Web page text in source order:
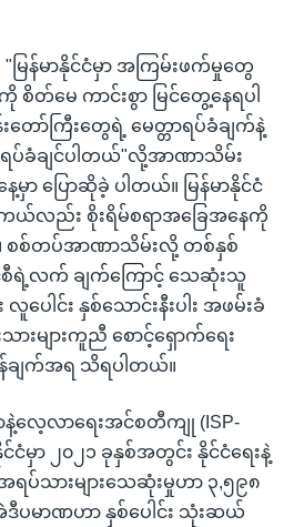
ြန်မာနိုင်ငံမှာ အကြမ်းဖက်မှုတွေ
စိတ်မေ ကာင်းစွာ မြင်တွေ့နေရပါ
တော်ကြီးတွေရဲ့ မေတ္တာရပ်ခံချက်နဲ့
ပ်ခံချင်ပါတယ်"လို့အာဏာသိမ်း
ပြောဆိုခဲ့ ပါတယ်။ မြန်မာနိုင်ငံ
လည်း စိုးရိမ်စရာအခြေအနေကို
။ စစ်တပ်အာဏာသိမ်းလို့ တစ်နှစ်
စီရဲ့လက် ချက်ကြောင့် သေဆုံးသူ
ေါင်း နှစ်သောင်းနီးပါး အဖမ်းခံ
းများကူညီ စောင့်ရှောက်ရေး
ချက်အရ သိရပါတယ်။
ာနဲ့လေ့လာရေးအင်စတီကျု (ISP-
ငံမှာ ၂၀၂၁ ခုနှစ်အတွင်း နိုင်ငံရေးနဲ့
အရပ်သားများသေဆုံးမှုဟာ ၃,၅၉၈
ပမာဏဟာ နှစ်ပေါင်း သုံးဆယ်